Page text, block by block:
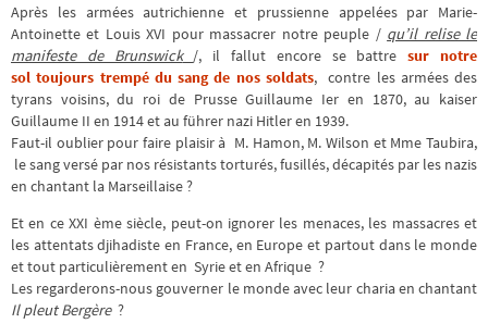
Après les armées autrichienne et prussienne appelées par Marie-
Antoinette et Louis XVI pour massacrer notre peuple / qu’il relise le
manifeste de Brunswick /, il fallut encore se battresur notre
sol toujours trempé du sang de nos soldats, contre les armées des
tyrans voisins, du roi de Prusse Guillaume Ier en 1870, au kaiser
Guillaume II en 1914 et au führer nazi Hitler en 1939.
Faut-il oublier pour faire plaisir à M. Hamon, M. Wilson et Mme Taubira,
le sang versé par nos résistants torturés, fusillés, décapités par les nazis
en chantant la Marseillaise ?
Et en ce XXI ème siècle, peut-on ignorer les menaces, les massacres et
les attentats djihadiste en France, en Europe et partout dans le monde
et tout particulièrement en Syrie et en Afrique ?
Les regarderons-nous gouverner le monde avec leur charia en chantant
Il pleut Bergère ?